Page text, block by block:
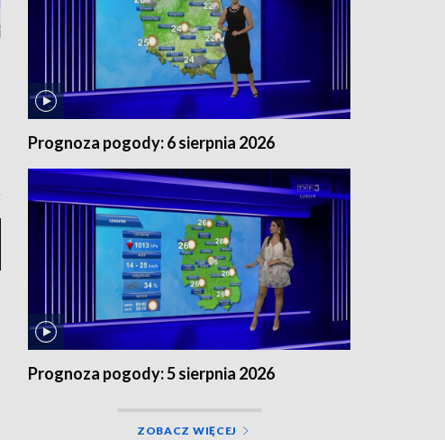
Prognoza pogody: 6 sierpnia 2026
Prognoza pogody: 5 sierpnia 2026
ZOBACZ WIĘCEJ